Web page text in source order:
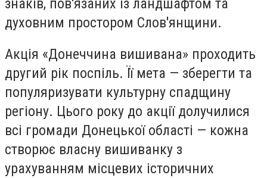
знаків, пов'язаних із ландшафтом та
духовним простором Слов'янщини.
Акція «Донеччина вишивана» проходить
другий рік поспіль. Її мета — зберегти та
популяризувати культурну спадщину
регіону. Цього року до акції долучилися
всі громади Донецької області — кожна
створює власну вишиванку з
урахуванням місцевих історичних